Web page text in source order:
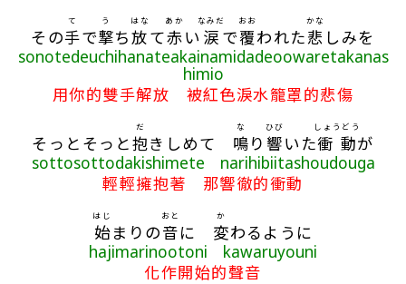
その手
て
で撃
う
ち放
はな
て赤
あか
い 涙
なみだ
で覆
おお
われた悲
かな
しみを
sonotedeuchihanateakainamidadeoowaretakanas
himio
用你的雙手解放 被紅色淚水籠罩的悲傷
そっとそっと抱
だ
きしめて 鳴
な
り 響
ひび
いた衝動
しょうどう
が
sottosottodakishimete narihibiitashoudouga
輕輕擁抱著 那響徹的衝動
始
はじ
まりの音
おと
に 変
か
わるように
hajimarinootoni kawaruyouni
化作開始的聲音